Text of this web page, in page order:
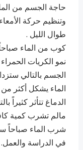
حاجة الجسم من
وتنظيم حركة
طوال الليل .
كوب من الماء
نمو الكريات
الجسم بالتالي
الدماغ تتأثر كثيراً
مالم تشرب كمية
شرب الماء صباحاً
في الدراسة والعمل.